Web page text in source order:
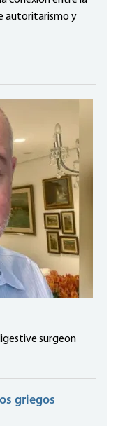
autoritarismo y
surgeon
griegos